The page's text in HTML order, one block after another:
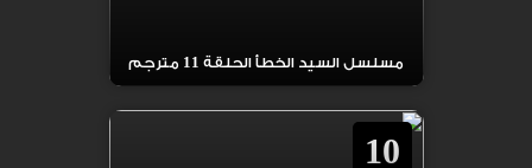
مسلسل السيد الخطأ الحلقة 11 مترجم
10